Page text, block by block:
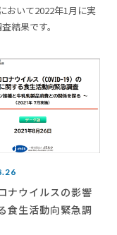
おいて2022年1月に実
結果です。
ナウイルスの影響
食生活動向緊急調